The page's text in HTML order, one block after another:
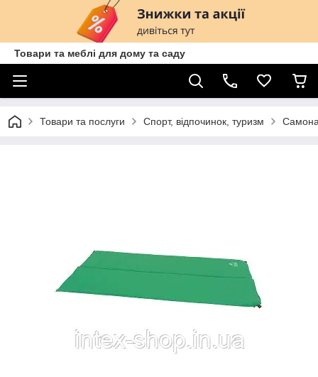
Товари та меблі для дому та саду
Товари та послуги Спорт, відпочинок, туризм